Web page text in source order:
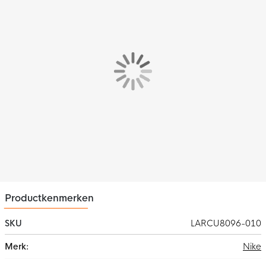
Productkenmerken
SKU
LARCU8096-010
informatie
Nike